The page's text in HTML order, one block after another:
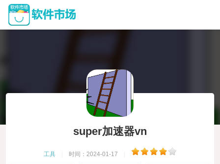
super加速器vn
工具 时间：2024-01-17